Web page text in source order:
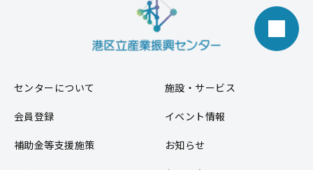
センターについて 施設・サービス
会員登録 イベント情報
補助金等支援施策 お知らせ